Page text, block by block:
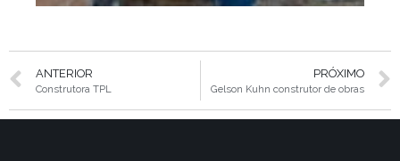
ANTERIOR
Construtora TPL
PRÓXIMO
Gelson Kuhn construtor de obras